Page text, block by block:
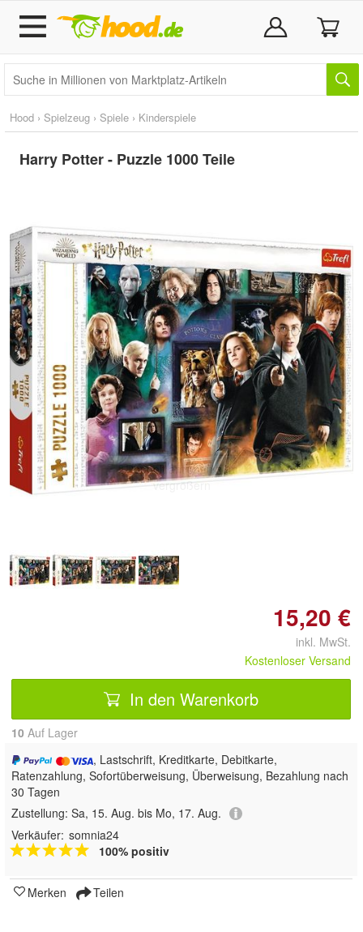
Hood › Spielzeug › Spiele › Kinderspiele
Harry Potter - Puzzle 1000 Teile
Doppelt antippen zum
vergrößern
15,20 €
inkl. MwSt.
Kostenloser Versand
In den Warenkorb
10 Auf Lager
, Lastschrift, Kreditkarte, Debitkarte,
Ratenzahlung, Sofortüberweisung, Überweisung, Bezahlung nach
30 Tagen
Zustellung: Sa, 15. Aug. bis Mo, 17. Aug.
Verkäufer: somnia24
100% positiv
Merken Teilen